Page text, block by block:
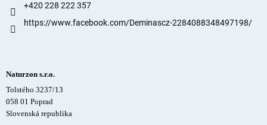
+420 228 222 357
https://www.facebook.com/Deminascz-2284088348497198/
Naturzon s.r.o.
Tolstého 3237/13
058 01 Poprad
Slovenská republika